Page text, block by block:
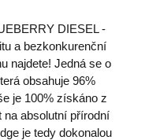
DIESEL -
a bezkonkurenční
najdete! Jedná se o
obsahuje 96%
je 100% získáno z
na absolutní přírodní
je tedy dokonalou